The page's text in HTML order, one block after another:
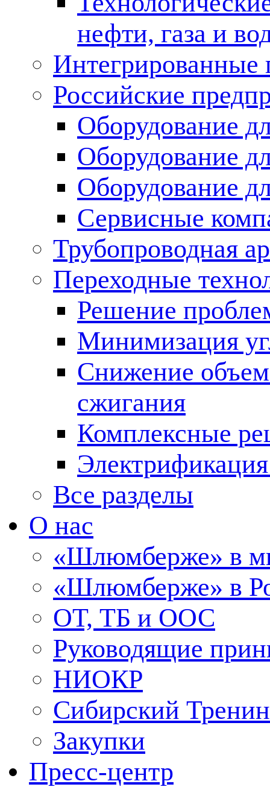
нефти, газа и
Российские
Оборудование
Оборудование
Оборудование
Сервисные
Трубопроводная
Переходные
Решение
Минимизация
Снижение
сжигания
Комплексные
Все разделы
О нас
«Шлюмберже» в
«Шлюмберже» в
ОТ, ТБ и ООС
Руководящие
НИОКР
Сибирский
Закупки
Пресс-центр